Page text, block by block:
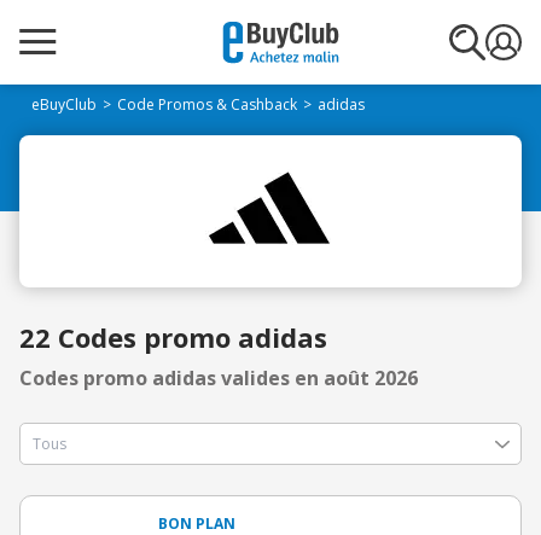
eBuyClub Code Promos & Cashback adidas
22 Codes promo adidas
Codes promo adidas valides en août 2026
BON PLAN